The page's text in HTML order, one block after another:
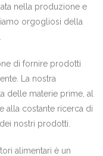
nella produzione e
orgogliosi della
di fornire prodotti
La nostra
delle materie prime, al
alla costante ricerca di
nostri prodotti.
alimentari è un